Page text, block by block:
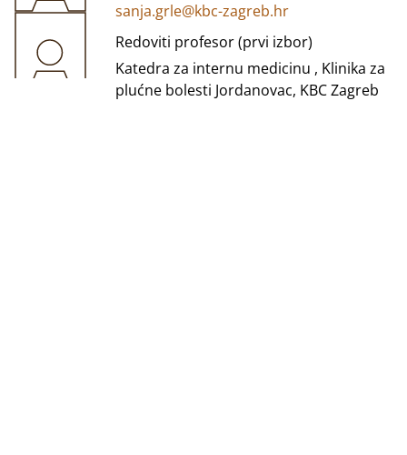
sanja.grle@kbc-zagreb.hr
Redoviti profesor (prvi izbor)
Katedra za internu medicinu , Klinika za
plućne bolesti Jordanovac, KBC Zagreb